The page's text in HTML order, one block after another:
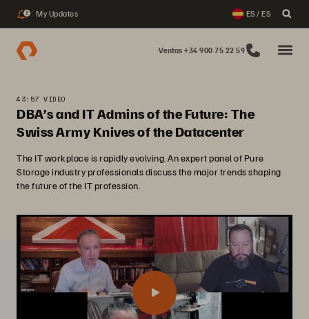
2 My Updates ES / ES
Ventas +34 900 75 22 59
43:57 VIDEO
DBA’s and IT Admins of the Future: The
Swiss Army Knives of the Datacenter
The IT workplace is rapidly evolving. An expert panel of Pure
Storage industry professionals discuss the major trends shaping
the future of the IT profession.